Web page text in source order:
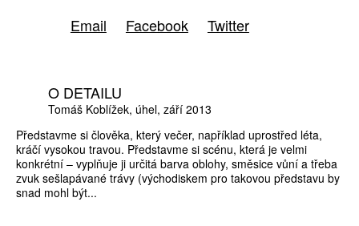
Email
Facebook Twitter
O DETAILU
Tomáš Koblížek úhel září 2013
Představme si člověka, který večer, například uprostřed léta,
kráčí vysokou travou. Představme si scénu, která je velmi
konkrétní – vyplňuje ji určitá barva oblohy, směsice vůní a třeba
zvuk sešlapávané trávy (východiskem pro takovou představu by
snad mohl být...